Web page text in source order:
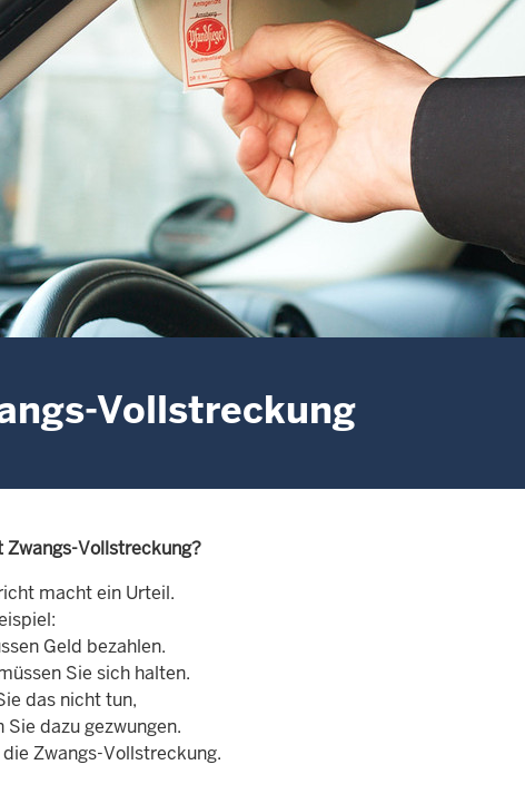
Vollstreckung
Zwangs-Vollstreckung?
macht ein Urteil.
Geld bezahlen.
Sie sich halten.
das nicht tun,
Sie dazu gezwungen.
die Zwangs-Vollstreckung.